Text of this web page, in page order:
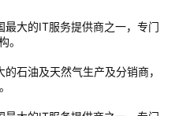
大的IT服务提供商之一，专门
。
石油及天然气生产及分销商，